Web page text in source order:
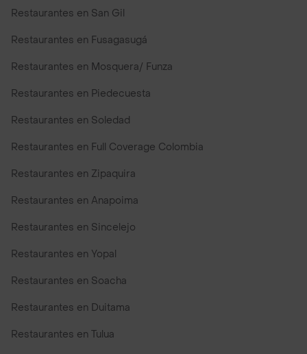
Restaurantes en San Gil
Restaurantes en Fusagasugá
Restaurantes en Mosquera/ Funza
Restaurantes en Piedecuesta
Restaurantes en Soledad
Restaurantes en Full Coverage Colombia
Restaurantes en Zipaquira
Restaurantes en Anapoima
Restaurantes en Sincelejo
Restaurantes en Yopal
Restaurantes en Soacha
Restaurantes en Duitama
Restaurantes en Tulua